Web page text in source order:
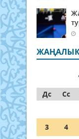
Дс
Сс
3
4